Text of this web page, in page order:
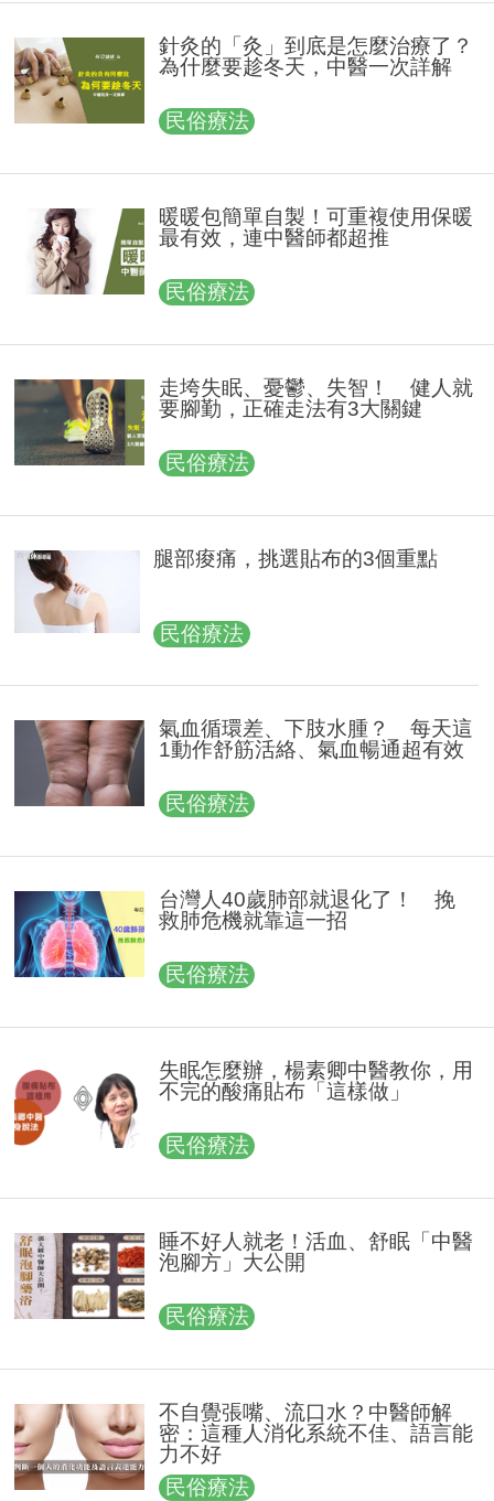
針灸的「灸」到底是怎麼治療了？
為什麼要趁冬天，中醫一次詳解
民俗療法
暖暖包簡單自製！可重複使用保暖
最有效，連中醫師都超推
民俗療法
走垮失眠、憂鬱、失智！ 健人就
要腳勤，正確走法有3大關鍵
民俗療法
腿部痠痛，挑選貼布的3個重點
民俗療法
氣血循環差、下肢水腫？ 每天這
1動作舒筋活絡、氣血暢通超有效
民俗療法
台灣人40歲肺部就退化了！ 挽
救肺危機就靠這一招
民俗療法
失眠怎麼辦，楊素卿中醫教你，用
不完的酸痛貼布「這樣做」
民俗療法
睡不好人就老！活血、舒眠「中醫
泡腳方」大公開
民俗療法
不自覺張嘴、流口水？中醫師解
密：這種人消化系統不佳、語言能
力不好
民俗療法